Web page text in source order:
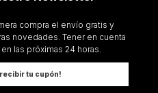
compra el envío gratis y
novedades. Tener en cuenta
las próximas 24 horas.
recibir tu cupón!